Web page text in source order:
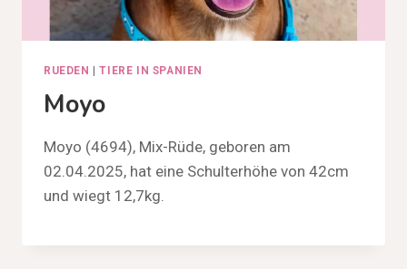
RUEDEN |TIERE IN SPANIEN
Moyo
Moyo (4694), Mix-Rüde, geboren am
02.04.2025, hat eine Schulterhöhe von 42cm
und wiegt 12,7kg.